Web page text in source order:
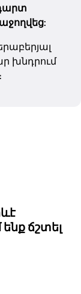
խնդրում
ենք ճշտել